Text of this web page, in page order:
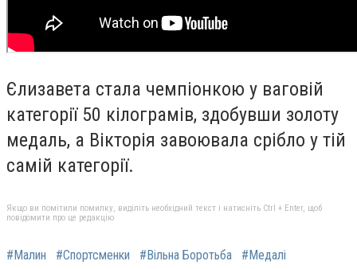
Єлизавета стала чемпіонкою у ваговій
категорії 50 кілограмів, здобувши золоту
медаль, а Вікторія завоювала срібло у тій
самій категорії.
Якщо ви помітили помилку, виділіть необхідний текст і натисніть Ctrl + Enter, щоб
повідомити про це редакцію
#Малин #Спортсменки #Вільна Боротьба #Медалі